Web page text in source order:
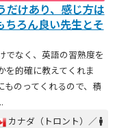
だけあり、感じ方は
ちろん良い先生とそ
でなく、英語の習熟度を
を的確に教えてくれま
ものってくれるので、積
カナダ（トロント）／